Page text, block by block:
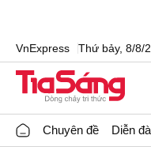
VnExpress Thứ bảy, 8/8/
Chuyên đề Diễn